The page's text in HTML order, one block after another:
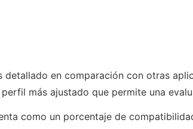
detallado en comparación con otras
más ajustado que permite una
como un porcentaje de